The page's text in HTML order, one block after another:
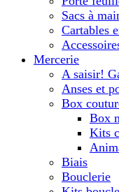
Sacs à
Cartables
Mercerie
A saisir!
Anses et
Box
Box
Kits
Biais
Bouclerie